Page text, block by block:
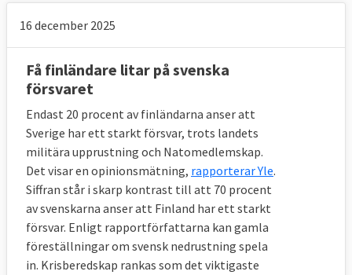
16 december 2025
Få finländare litar på svenska
försvaret
Endast 20 procent av finländarna anser att
Sverige har ett starkt försvar, trots landets
militära upprustning och Natomedlemskap.
Det visar en opinionsmätning, rapporterar Yle.
Siffran står i skarp kontrast till att 70 procent
av svenskarna anser att Finland har ett starkt
försvar. Enligt rapportförfattarna kan gamla
föreställningar om svensk nedrustning spela
in. Krisberedskap rankas som det viktigaste